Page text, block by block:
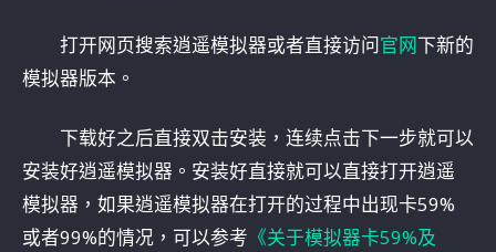
打开网页搜索逍遥模拟器或者直接访问官网下新的
模拟器版本。
下载好之后直接双击安装，连续点击下一步就可以
安装好逍遥模拟器。安装好直接就可以直接打开逍遥
模拟器，如果逍遥模拟器在打开的过程中出现卡59%
或者99%的情况，可以参考 《关于模拟器卡59%及